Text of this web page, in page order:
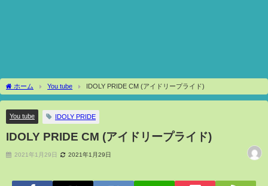
ホーム You tube IDOLY PRIDE CM (アイドリープライド)
You tube IDOLY PRIDE
IDOLY PRIDE CM (アイドリープライド)
2021年1月29日 2021年1月29日